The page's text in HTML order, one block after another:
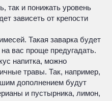
так и понижать уровень
зависеть от крепости
Такая заварка будет
вас проще предугадать.
напитка, можно
травы. Так, например,
дополнением будут
и пустырника, лимон,